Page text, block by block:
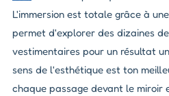
L'immersion est totale grâce à
permet d'explorer des dizaines
vestimentaires pour un résultat
sens de l'esthétique est ton
chaque passage devant le miroir